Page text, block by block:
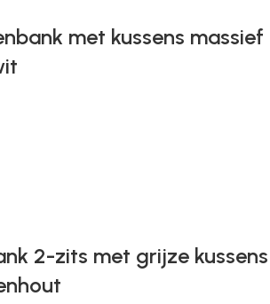
met kussens massief
2-zits met grijze kussens